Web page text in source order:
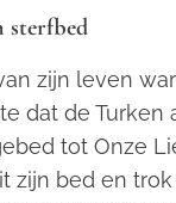
sterfbed
zijn leven
dat de Turken
tot Onze
zijn bed en